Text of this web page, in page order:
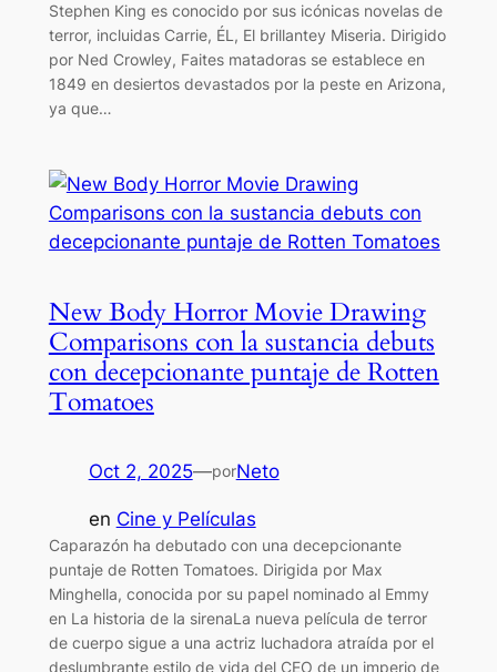
Stephen King es conocido por sus icónicas novelas de
terror, incluidas Carrie, ÉL, El brillantey Miseria. Dirigido
por Ned Crowley, Faites matadoras se establece en
1849 en desiertos devastados por la peste en Arizona,
ya que…
New Body Horror Movie Drawing
Comparisons con la sustancia debuts
con decepcionante puntaje de Rotten
Tomatoes
Oct 2, 2025—porNeto
en Cine y Películas
Caparazón ha debutado con una decepcionante
puntaje de Rotten Tomatoes. Dirigida por Max
Minghella, conocida por su papel nominado al Emmy
en La historia de la sirenaLa nueva película de terror
de cuerpo sigue a una actriz luchadora atraída por el
deslumbrante estilo de vida del CEO de un imperio de